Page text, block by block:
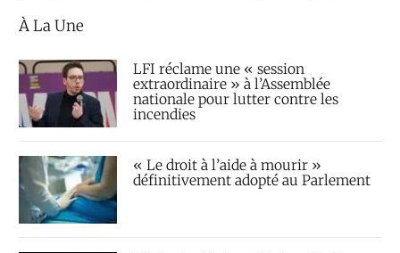
À La Une
LFI réclame une « session
extraordinaire » à l’Assemblée
nationale pour lutter contre les
incendies
« Le droit à l’aide à mourir »
définitivement adopté au Parlement